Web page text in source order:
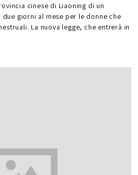
cinese di Liaoning di un
giorni al mese per le donne che
La nuova legge, che entrerà in